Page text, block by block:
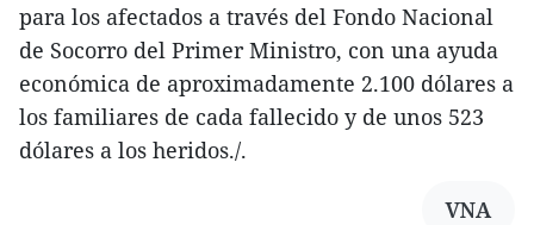
para los afectados a través del Fondo Nacional
de Socorro del Primer Ministro, con una ayuda
económica de aproximadamente 2.100 dólares a
los familiares de cada fallecido y de unos 523
dólares a los heridos./.
VNA